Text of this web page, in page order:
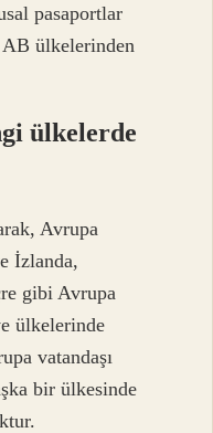
pasaportlar
ülkelerinden
ülkelerde
Avrupa
İzlanda,
gibi Avrupa
ülkelerinde
vatandaşı
bir ülkesinde